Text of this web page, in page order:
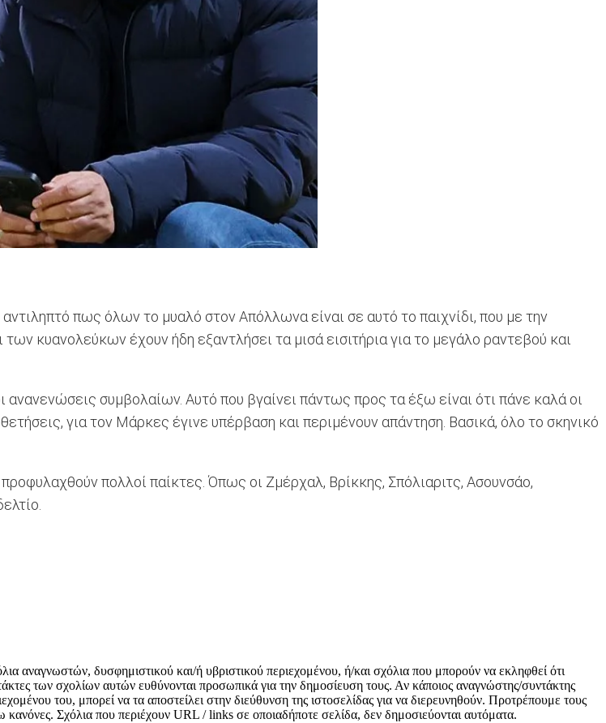
πως όλων το μυαλό στον Απόλλωνα είναι σε αυτό το παιχνίδι, που με την
κυανολεύκων έχουν ήδη εξαντλήσει τα μισά εισιτήρια για το μεγάλο ραντεβού και
ανανενώσεις συμβολαίων. Αυτό που βγαίνει πάντως προς τα έξω είναι ότι πάνε καλά οι
για τον Μάρκες έγινε υπέρβαση και περιμένουν απάντηση. Βασικά, όλο το σκηνικό
πολλοί παίκτες. Όπως οι Ζμέρχαλ, Βρίκκης, Σπόλιαριτς, Ασουνσάο,
αναγνωστών, δυσφημιστικού και/ή υβριστικού περιεχομένου, ή/και σχόλια που μπορούν να εκληφθεί ότι
των σχολίων αυτών ευθύνονται προσωπικά για την δημοσίευση τους. Αν κάποιος αναγνώστης/συντάκτης
του, μπορεί να τα αποστείλει στην διεύθυνση της ιστοσελίδας για να διερευνηθούν. Προτρέπουμε τους
Σχόλια που περιέχουν URL / links σε οποιαδήποτε σελίδα, δεν δημοσιεύονται αυτόματα.